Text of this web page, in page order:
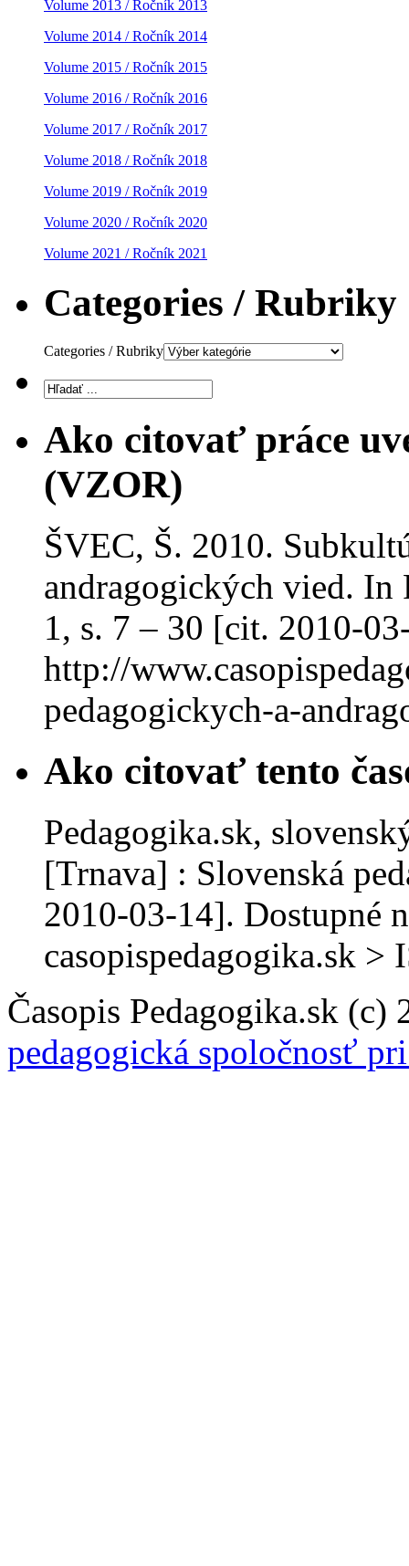
Volume 2013 / Ročník 2013
Volume 2014 / Ročník 2014
Volume 2015 / Ročník 2015
Volume 2016 / Ročník 2016
Volume 2017 / Ročník 2017
Volume 2018 / Ročník 2018
Volume 2019 / Ročník 2019
Volume 2020 / Ročník 2020
Volume 2021 / Ročník 2021
Categories / Rubriky
Categories / Rubriky
Ako citovať práce
(VZOR)
ŠVEC, Š. 2010.
andragogických vied. In
1, s. 7 – 30 [cit. 2010-
http://
pedagogickych-a-
Ako citovať tento
Pedagogika.sk,
[Trnava] : Slovenská
2010-03-14]. Dostupné
casopispedagogika.sk >
Časopis Pedagogika.sk
pedagogická spoločnosť